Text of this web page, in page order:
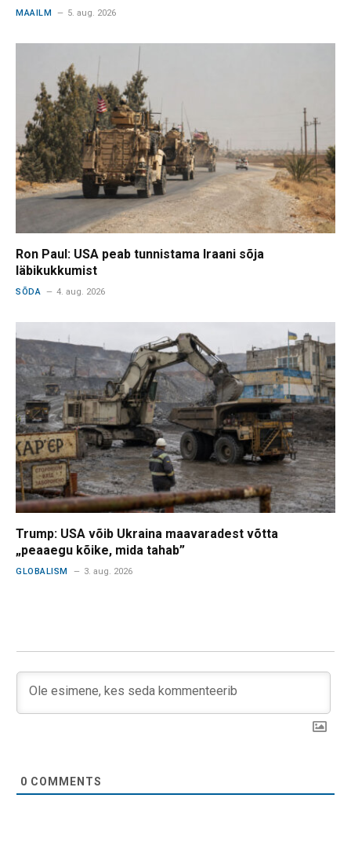
MAAILM 5. aug. 2026
Ron Paul: USA peab tunnistama Iraani sõja
läbikukkumist
SÕDA 4. aug. 2026
Trump: USA võib Ukraina maavaradest võtta
„peaaegu kõike, mida tahab”
GLOBALISM 3. aug. 2026
0 COMMENTS